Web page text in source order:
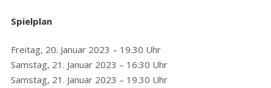
Spielplan
Freitag, 20. Januar 2023 – 19.30 Uhr
Samstag, 21. Januar 2023 – 16:30 Uhr
Samstag, 21. Januar 2023 – 19.30 Uhr